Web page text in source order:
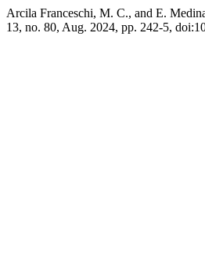
Arcila Franceschi, M. C., and E.
13, no. 80, Aug. 2024, pp. 242-5,